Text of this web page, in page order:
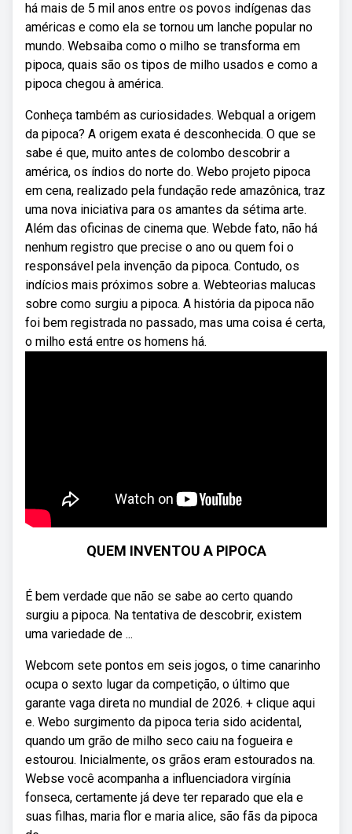
há mais de 5 mil anos entre os povos indígenas das
américas e como ela se tornou um lanche popular no
mundo. Websaiba como o milho se transforma em
pipoca, quais são os tipos de milho usados e como a
pipoca chegou à américa.
Conheça também as curiosidades. Webqual a origem
da pipoca? A origem exata é desconhecida. O que se
sabe é que, muito antes de colombo descobrir a
américa, os índios do norte do. Webo projeto pipoca
em cena, realizado pela fundação rede amazônica, traz
uma nova iniciativa para os amantes da sétima arte.
Além das oficinas de cinema que. Webde fato, não há
nenhum registro que precise o ano ou quem foi o
responsável pela invenção da pipoca. Contudo, os
indícios mais próximos sobre a. Webteorias malucas
sobre como surgiu a pipoca. A história da pipoca não
foi bem registrada no passado, mas uma coisa é certa,
o milho está entre os homens há.
QUEM INVENTOU A PIPOCA
É bem verdade que não se sabe ao certo quando
surgiu a pipoca. Na tentativa de descobrir, existem
uma variedade de ...
Webcom sete pontos em seis jogos, o time canarinho
ocupa o sexto lugar da competição, o último que
garante vaga direta no mundial de 2026. + clique aqui
e. Webo surgimento da pipoca teria sido acidental,
quando um grão de milho seco caiu na fogueira e
estourou. Inicialmente, os grãos eram estourados na.
Webse você acompanha a influenciadora virgínia
fonseca, certamente já deve ter reparado que ela e
suas filhas, maria flor e maria alice, são fãs da pipoca